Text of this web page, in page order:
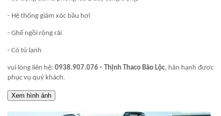
- Hệ thống giảm xóc bầu hơi
- Ghế ngồi rộng rãi
- Có tủ lạnh
vui lòng liên hệ:0938.907.076 - Thịnh Thaco Bảo Lộc, hân hạnh được
phục vụ quý khách.
Xem hình ảnh